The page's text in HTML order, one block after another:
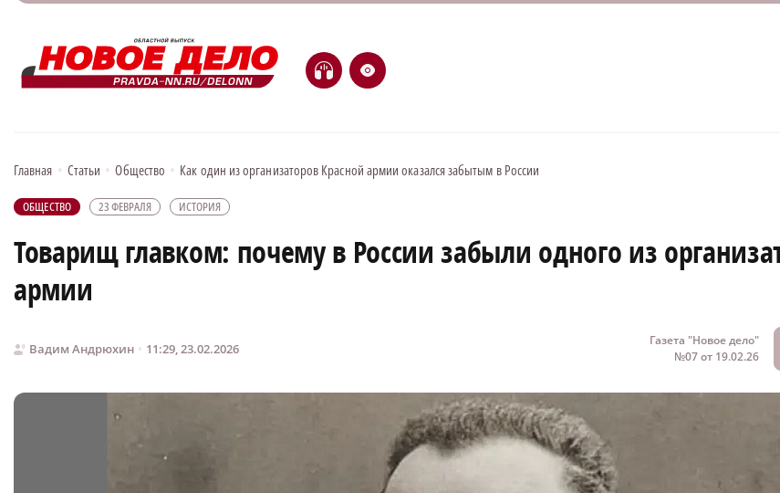
H e
Главная • Статьи • Общество • Как один из организаторов Красной армии оказался забытым в России
ОБЩЕСТВО 23 ФЕВРАЛЯ ИСТОРИЯ
Товарищ главком: почему в России забыли одного из
армии
Вадим Андрюхин 11:29, 23.02.2026
Газета "Новое дело"
№07 от 19.02.26